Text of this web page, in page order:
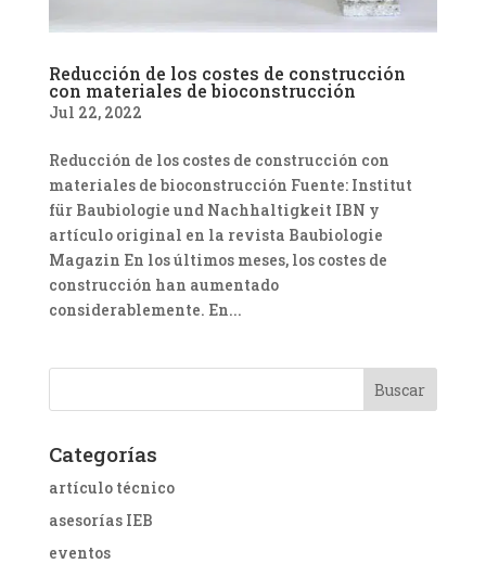
Reducción de los costes de construcción
con materiales de bioconstrucción
Jul 22, 2022
Reducción de los costes de construcción con
materiales de bioconstrucción Fuente: Institut
für Baubiologie und Nachhaltigkeit IBN y
artículo original en la revista Baubiologie
Magazin En los últimos meses, los costes de
construcción han aumentado
considerablemente. En...
Categorías
artículo técnico
asesorías IEB
eventos